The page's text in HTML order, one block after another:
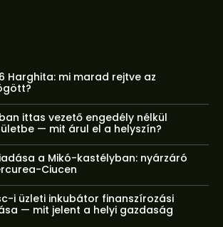
Harghita: mi marad rejtve az
ittas vezető engedély nélkül
— mit árul el a helyszín?
a Mikó-kastélyban: nyárzáró
Ciucen
i üzleti inkubátor finanszírozási
— mit jelent a helyi gazdaság